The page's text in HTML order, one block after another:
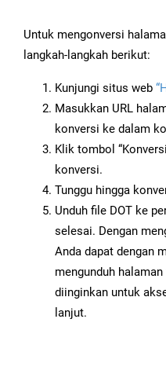
Untuk mengonversi
langkah-langkah berikut:
Kunjungi situs web
Masukkan URL
konversi ke dalam
Klik tombol
konversi.
Tunggu hingga
Unduh file DOT ke
selesai. Dengan
Anda dapat dengan
mengunduh
diinginkan untuk
lanjut.